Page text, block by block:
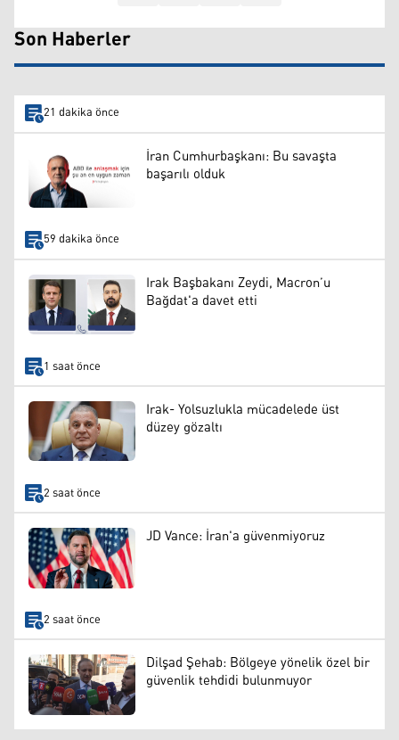
Son Haberler
21 dakika önce
İran Cumhurbaşkanı: Bu savaşta
başarılı olduk
59 dakika önce
Irak Başbakanı Zeydi, Macron’u
Bağdat'a davet etti
1 saat önce
Irak- Yolsuzlukla mücadelede üst
düzey gözaltı
2 saat önce
JD Vance: İran'a güvenmiyoruz
2 saat önce
Dilşad Şehab: Bölgeye yönelik özel bir
güvenlik tehdidi bulunmuyor